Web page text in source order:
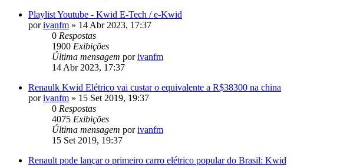
Playlist Youtube - Kwid E-Tech / e-Kwid
porivanfm » 14 Abr 2023, 17:37
0 Respostas
1900 Exibições
Última mensagem porivanfm
14 Abr 2023, 17:37
Renaulk Kwid Elétrico vai custar o equivalente a R$38300 na china
porivanfm » 15 Set 2019, 19:37
0 Respostas
4075 Exibições
Última mensagem porivanfm
15 Set 2019, 19:37
Renault pode lançar o primeiro carro elétrico popular do Brasil: Kwid